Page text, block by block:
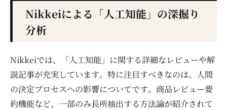
Nikkeiによる「人工知能」の深掘り
分析
Nikkeiでは、「人工知能」に関する詳細なレビューや解
説記事が充実しています。特に注目すべきなのは、人間
の決定プロセスへの影響についてです。商品レビュー要
約機能など、一部のみ長所抽出する方法論が紹介されて